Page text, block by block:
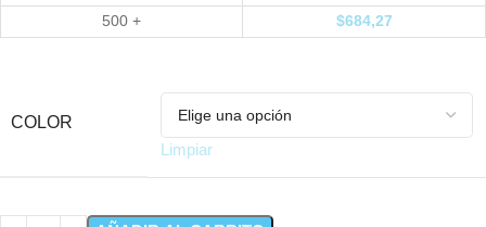
500 +
$684,27
COLOR
Limpiar